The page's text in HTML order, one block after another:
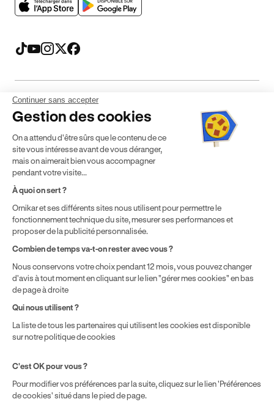
Mentions légales CGV CGU Politique de confidentialité
* Détail des conditions de nos offres
localisation géographique et du type de formules que vous
achetez comme détaillé dans nosConditions Générales de
Vente.
Continuer sans accepter
Gestion des cookies
On a attendu d'être sûrs que le contenu de ce
site vous intéresse avant de vous déranger,
mais on aimerait bien vous accompagner
pendant votre visite...
À quoi on sert ?
Ornikar et ses différents sites nous utilisent pour permettre le
fonctionnement technique du site, mesurer ses performances et
proposer de la publicité personnalisée.
Combien de temps va-t-on rester avec vous ?
Nous conservons votre choix pendant 12 mois, vous pouvez changer
d'avis à tout moment en cliquant sur le lien "gérer mes cookies" en bas
de page à droite
Qui nous utilisent ?
La liste de tous les partenaires qui utilisent les cookies est disponible
sur notre politique de cookies
C'est OK pour vous ?
Pour modifier vos préférences par la suite, cliquez sur le lien 'Préférences
de cookies' situé dans le pied de page.